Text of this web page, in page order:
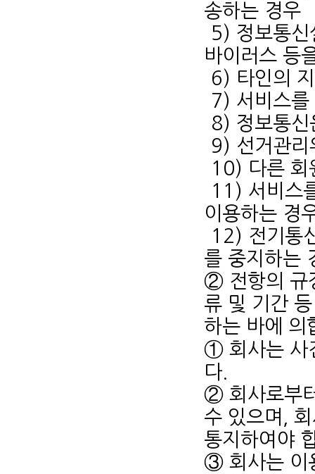
송하는 경우
5) 정보통신
바이러스 등
6) 타인의
7) 서비스를
8) 정보통신
9) 선거관리
10) 다른 회
11) 서비스
이용하는 경
12) 전기통
를 중지하는
② 전항의 규
류 및 기간
하는 바에
① 회사는 사
다.
② 회사로부
수 있으며,
통지하여야
③ 회사는 이